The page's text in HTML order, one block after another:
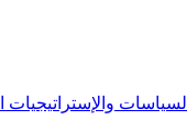
السياسات والإستراتيجيات